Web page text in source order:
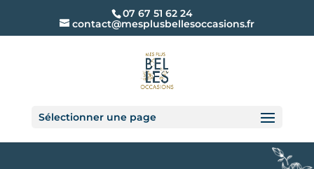
07 67 51 62 24
contact@mesplusbellesoccasions.fr
Sélectionner une page